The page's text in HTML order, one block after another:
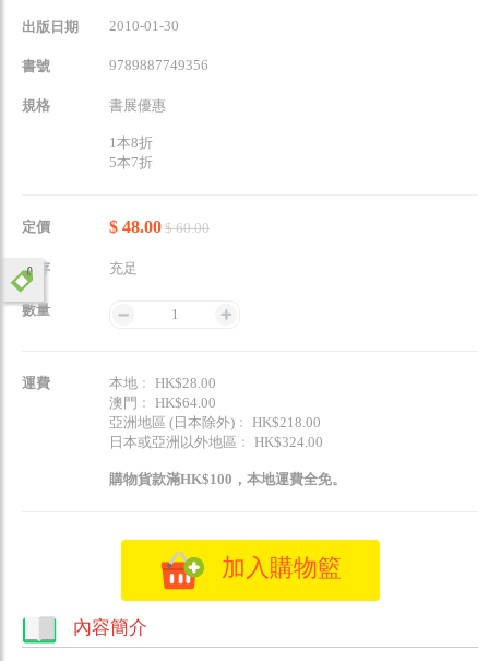
出版日期 2010-01-30
書號 9789887749356
規格 書展優惠
1本8折
5本7折
定價 $ 48.00 $ 60.00
庫存 充足
數量 1
運費
本地﹕ HK$28.00
澳門﹕ HK$64.00
亞洲地區 (日本除外)﹕ HK$218.00
日本或亞洲以外地區﹕ HK$324.00
購物貨款滿HK$100，本地運費全免。
加入購物籃
內容簡介